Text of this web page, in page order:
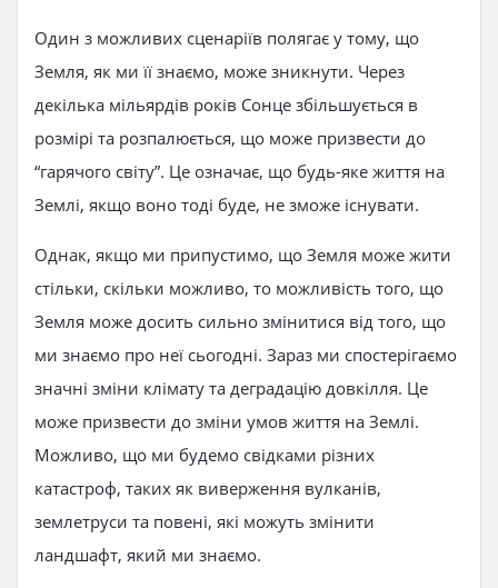
Один з можливих сценаріїв полягає у тому, що
Земля, як ми її знаємо, може зникнути. Через
декілька мільярдів років Сонце збільшується в
розмірі та розпалюється, що може призвести до
“гарячого світу”. Це означає, що будь-яке життя на
Землі, якщо воно тоді буде, не зможе існувати.
Однак, якщо ми припустимо, що Земля може жити
стільки, скільки можливо, то можливість того, що
Земля може досить сильно змінитися від того, що
ми знаємо про неї сьогодні. Зараз ми спостерігаємо
значні зміни клімату та деградацію довкілля. Це
може призвести до зміни умов життя на Землі.
Можливо, що ми будемо свідками різних
катастроф, таких як виверження вулканів,
землетруси та повені, які можуть змінити
ландшафт, який ми знаємо.